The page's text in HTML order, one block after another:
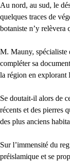
Au nord, au sud, le
quelques traces de
botaniste n’y relèvera
M. Mauny, spécialiste
compléter sa
la région en explorant
Se doutait-il alors de
récents et des pierres
des plus anciens
Sur l’immensité du
préislamique et se